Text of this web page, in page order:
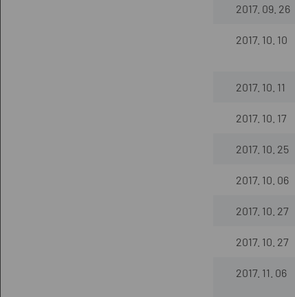
2017. 09. 26
2017. 10. 10
2017. 10. 11
2017. 10. 17
2017. 10. 25
2017. 10. 06
2017. 10. 27
2017. 10. 27
2017. 11. 06